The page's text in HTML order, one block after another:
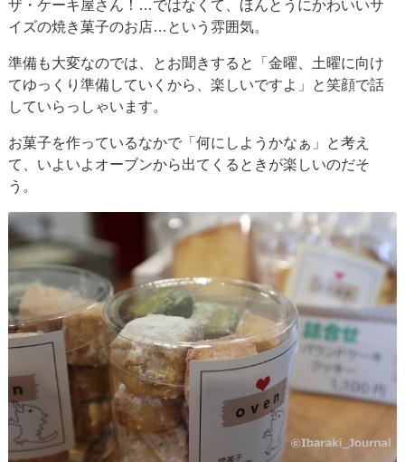
ザ・ケーキ屋さん！…ではなくて、ほんとうにかわいいサ
イズの焼き菓子のお店…という雰囲気。
準備も大変なのでは、とお聞きすると「金曜、土曜に向け
てゆっくり準備していくから、楽しいですよ」と笑顔で話
していらっしゃいます。
お菓子を作っているなかで「何にしようかなぁ」と考え
て、いよいよオーブンから出てくるときが楽しいのだそ
う。